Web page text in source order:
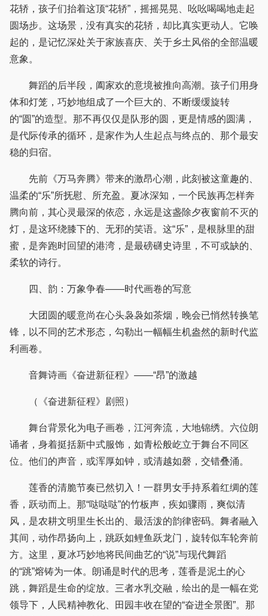
花轿，孩子们抬着这顶“花轿”，摇摇晃晃、吆吆喝喝地走起
圆场步。这场景，没有真实的花轿，却比真实更动人。它唤
起的，是记忆深处关于家族喜庆、关于乡土风俗的全部温暖
意象。
舞蹈的后半段，阖家欢的意境被推向高潮。孩子们用身
体和灯笼，巧妙地组成了一个巨大的、不断缓缓旋转
的“圆”的造型。那不再仅仅是队形的圆，更是情感的圆满，
是代际传承的循环，是家作为人生起点与终点的、那个最安
稳的归宿。
先前《万马奔腾》带来的激昂心潮，此刻被这童趣的、
温柔的“乐”所抚慰、所充盈。夏冰深知，一个民族再怎样奔
腾向前，其心灵最深的依恋，永远是这盏除夕夜窗前不灭的
灯，是这环绕膝下的、无邪的笑语。这“乐”，是根脉里的甜
蜜，是奔跑时回望的港湾，是最磅礴史诗里，不可或缺的、
柔软的诗行。
四、韵：万象争春——时代画卷的写意
大团圆的暖意尚在心头袅袅如茶烟，晚会已悄然转换笔
锋，以不同的艺术形态，勾勒出一幅幅生机盎然的新时代监
利画卷。
音舞诗画《奋进新征程》——“昂”的激越
（《奋进新征程》剧照）
舞台背景化为电子画卷，江河奔流，大地锦绣。六位朗
诵者，身着挺括新中式服饰，如青松般屹立于舞台不同区
位。他们的声音，或浑厚如钟，或清越如磬，交错叠涌。
莲香的清脆节奏已然切入！一群男女手持系着红绸的莲
香，跃动而上。那“哒哒哒”的竹板声，疾如骤雨，爽似清
风，是农耕文明里生长出的、最活泼的韵律密码。舞者融入
其间，动作昂扬向上，跳跃如鲤鱼跃龙门，旋转似车轮奔前
方。这里，夏冰巧妙地将民间曲艺的“说”与现代舞蹈
的“跳”熔铸为一体。朗诵是时代的思考，莲香是泥土的心
跳，舞蹈是生命的绽放。三者水乳交融，绘出的是一幅在党
领导下，人民精神教化、田园丰收在望的“奋进全景图”。那